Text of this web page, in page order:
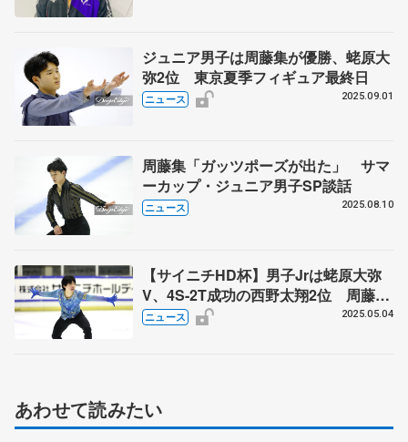
ジュニア男子は周藤集が優勝、蛯原大
弥2位 東京夏季フィギュア最終日
ニュース 2025.09.01
周藤集「ガッツポーズが出た」 サマ
ーカップ・ジュニア男子SP談話
ニュース 2025.08.10
【サイニチHD杯】男子Jrは蛯原大弥
V、4S-2T成功の西野太翔2位 周藤集
3位
ニュース 2025.05.04
あわせて読みたい